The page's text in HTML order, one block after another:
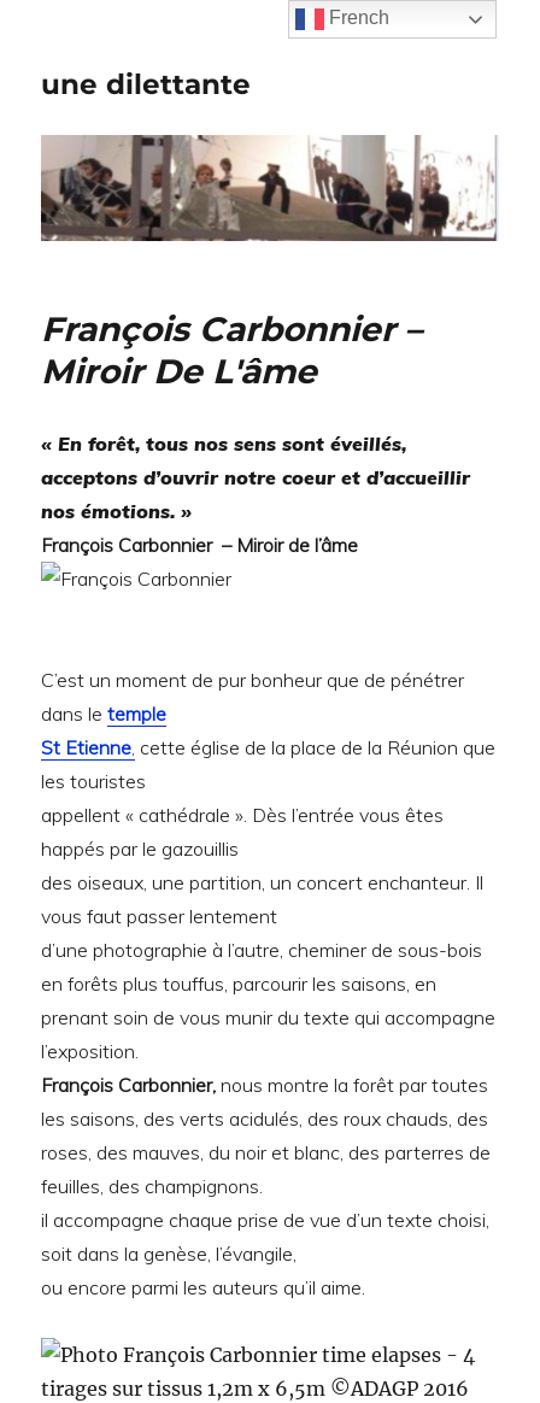
une dilettante
François Carbonnier –
Miroir De L'âme
« En forêt, tous nos sens sont éveillés,
acceptons d’ouvrir notre coeur et d’accueillir
nos émotions. »
François Carbonnier – Miroir de l’âme
C’est un moment de pur bonheur que de pénétrer
dans le temple
St Etienne, cette église de la place de la Réunion que
les touristes
appellent « cathédrale ». Dès l’entrée vous êtes
happés par le gazouillis
des oiseaux, une partition, un concert enchanteur. Il
vous faut passer lentement
d’une photographie à l’autre, cheminer de sous-bois
en forêts plus touffus, parcourir les saisons, en
prenant soin de vous munir du texte qui accompagne
l’exposition.
François Carbonnier, nous montre la forêt par toutes
les saisons, des verts acidulés, des roux chauds, des
roses, des mauves, du noir et blanc, des parterres de
feuilles, des champignons.
il accompagne chaque prise de vue d’un texte choisi,
soit dans la genèse, l’évangile,
ou encore parmi les auteurs qu’il aime.
French